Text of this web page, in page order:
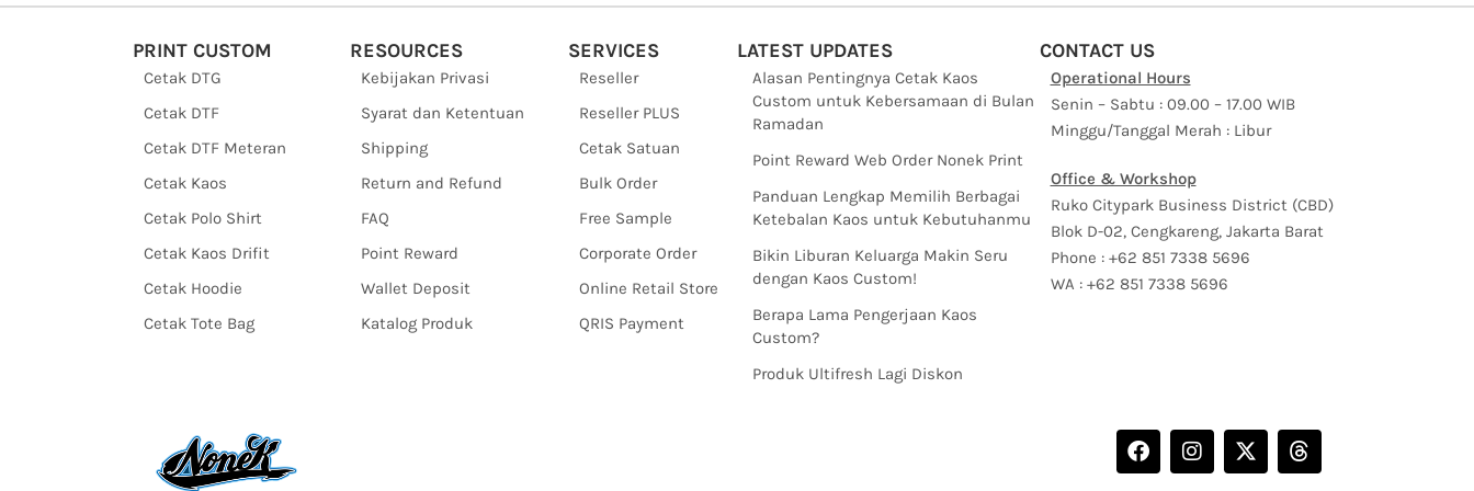
PRINT CUSTOM RESOURCES SERVICES LATEST UPDATES CONTACT US
Cetak DTG
Cetak DTF
Cetak DTF Meteran
Cetak Kaos
Cetak Polo Shirt
Cetak Kaos Drifit
Cetak Hoodie
Cetak Tote Bag
Kebijakan Privasi
Syarat dan Ketentuan
Shipping
Return and Refund
FAQ
Point Reward
Wallet Deposit
Katalog Produk
Reseller
Reseller PLUS
Cetak Satuan
Bulk Order
Free Sample
Corporate Order
Online Retail Store
QRIS Payment
Alasan Pentingnya Cetak Kaos
Custom untuk Kebersamaan di Bulan
Ramadan
Point Reward Web Order Nonek Print
Panduan Lengkap Memilih Berbagai
Ketebalan Kaos untuk Kebutuhanmu
Bikin Liburan Keluarga Makin Seru
dengan Kaos Custom!
Berapa Lama Pengerjaan Kaos
Custom?
Produk Ultifresh Lagi Diskon
Operational Hours
Senin – Sabtu : 09.00 – 17.00 WIB
Minggu/Tanggal Merah : Libur
Office & Workshop
Ruko Citypark Business District (CBD)
Blok D-02, Cengkareng, Jakarta Barat
Phone : +62 851 7338 5696
WA : +62 851 7338 5696